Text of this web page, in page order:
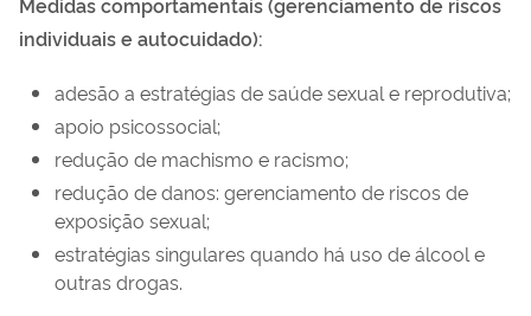
individuais e autocuidado):
adesão a estratégias de saúde sexual e reprodutiva;
apoio psicossocial;
redução de machismo e racismo;
redução de danos: gerenciamento de riscos de
exposição sexual;
estratégias singulares quando há uso de álcool e
outras drogas.